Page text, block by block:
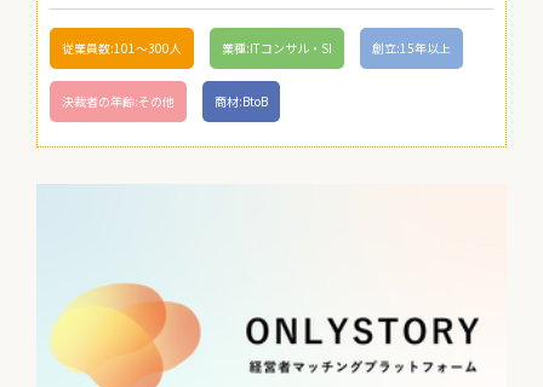
従業員数:101〜300人 業種:ITコンサル・SI 創立:15年以上
決裁者の年齢:その他 商材:BtoB